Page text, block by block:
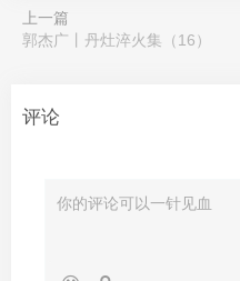
上一篇
郭杰广丨丹灶淬火集（16）
评论